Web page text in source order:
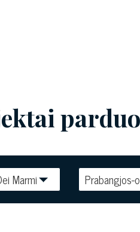
Marmi Prabangjos-